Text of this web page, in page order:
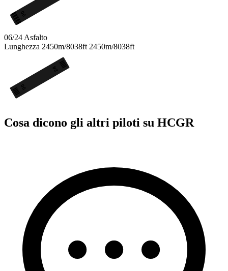
06
06/24 Asfalto
Lunghezza 2450m/8038ft 2450m/8038ft
24
06
Cosa dicono gli altri piloti su HCGR